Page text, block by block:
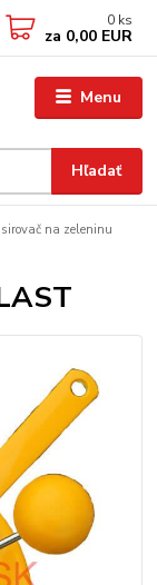
Menu
Hľadať
0 ks
za 0,00 EUR
na zeleninu